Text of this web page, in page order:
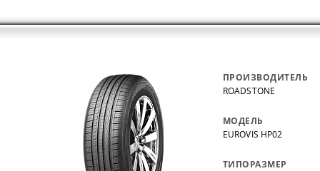
ПРОИЗВОДИТЕЛЬ
ROADSTONE
МОДЕЛЬ
EUROVIS HP02
ТИПОРАЗМЕР